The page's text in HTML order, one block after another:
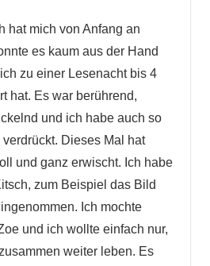
hat mich von Anfang an
es kaum aus der Hand
zu einer Lesenacht bis 4
hat. Es war berührend,
und ich habe auch so
Dieses Mal hat
und ganz erwischt. Ich habe
zum Beispiel das Bild
Ich mochte
und ich wollte einfach nur,
weiter leben. Es